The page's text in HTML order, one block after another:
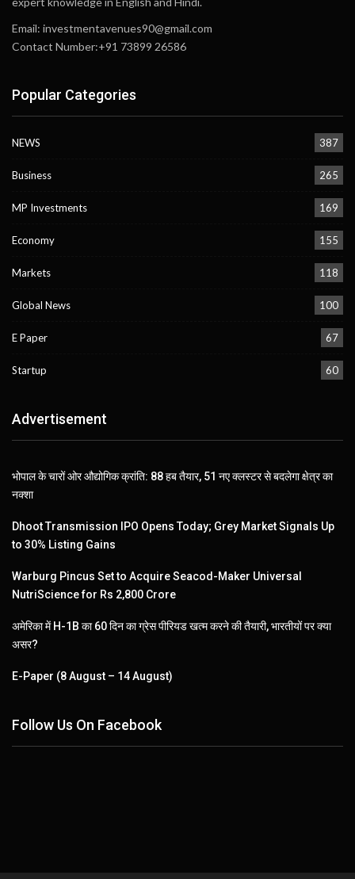
Email: investmentavenues90@gmail.com
Contact Number:+91 73899 26586
Popular Categories
NEWS 387
Business 265
MP Investments 169
Economy 155
Markets 118
Global News 100
E Paper 67
Startup 60
Advertisement
भोपाल के चारों ओर औद्योगिक क्रांति: 88 हब तैयार, 51 नए क्लस्टर से बदलेगा क्षेत्र का
नक्शा
Dhoot Transmission IPO Opens Today; Grey Market Signals Up
to 30% Listing Gains
Warburg Pincus Set to Acquire Seacod-Maker Universal
NutriScience for Rs 2,800 Crore
अमेरिका में H-1B का 60 दिन का ग्रेस पीरियड खत्म करने की तैयारी, भारतीयों पर क्या
असर?
E-Paper (8 August – 14 August)
Follow Us On Facebook